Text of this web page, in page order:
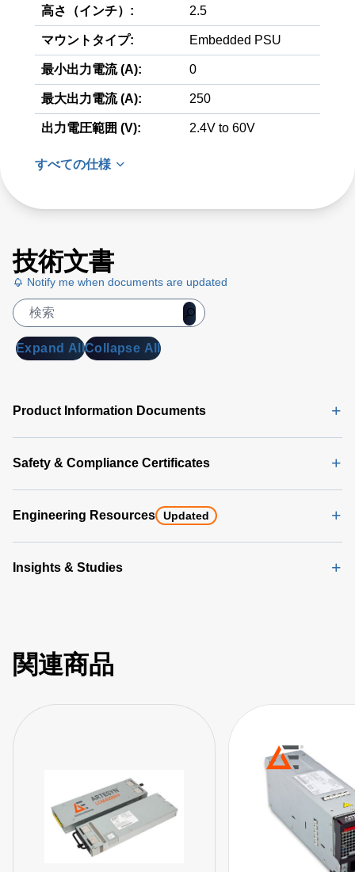
高さ（インチ）: 2.5
マウントタイプ: Embedded PSU
最小出力電流 (A): 0
最大出力電流 (A): 250
出力電圧範囲 (V): 2.4V to 60V
すべての仕様
技術文書
Notify me when documents are updated
Expand AllCollapse All
Product Information Documents
Safety & Compliance Certificates
Engineering Resources Updated
Insights & Studies
関連商品